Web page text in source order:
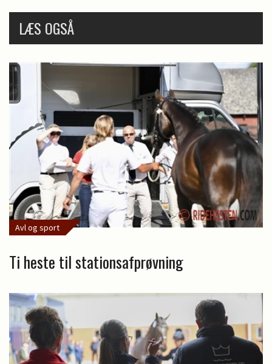
LÆS OGSÅ
Avl og sport
Ti heste til stationsafprøvning